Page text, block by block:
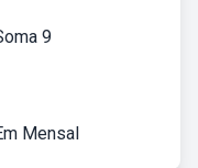
9
Mensal